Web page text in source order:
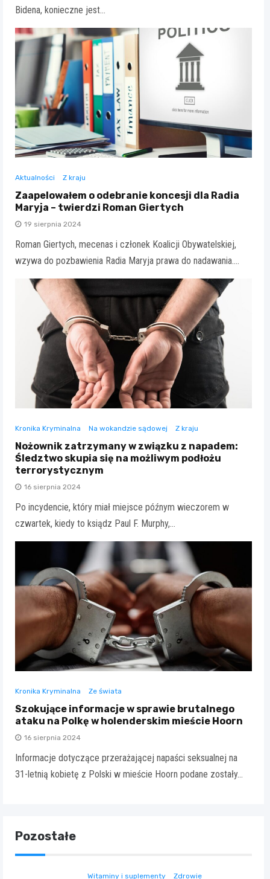
Bidena, konieczne jest…
Aktualności Z kraju
Zaapelowałem o odebranie koncesji dla Radia
Maryja – twierdzi Roman Giertych
19 sierpnia 2024
Roman Giertych, mecenas i członek Koalicji Obywatelskiej,
wzywa do pozbawienia Radia Maryja prawa do nadawania.…
Kronika Kryminalna Na wokandzie sądowej Z kraju
Nożownik zatrzymany w związku z napadem:
Śledztwo skupia się na możliwym podłożu
terrorystycznym
16 sierpnia 2024
Po incydencie, który miał miejsce późnym wieczorem w
czwartek, kiedy to ksiądz Paul F. Murphy,…
Kronika Kryminalna Ze świata
Szokujące informacje w sprawie brutalnego
ataku na Polkę w holenderskim mieście Hoorn
16 sierpnia 2024
Informacje dotyczące przerażającej napaści seksualnej na
31-letnią kobietę z Polski w mieście Hoorn podane zostały…
Pozostałe
Witaminy i suplementy Zdrowie